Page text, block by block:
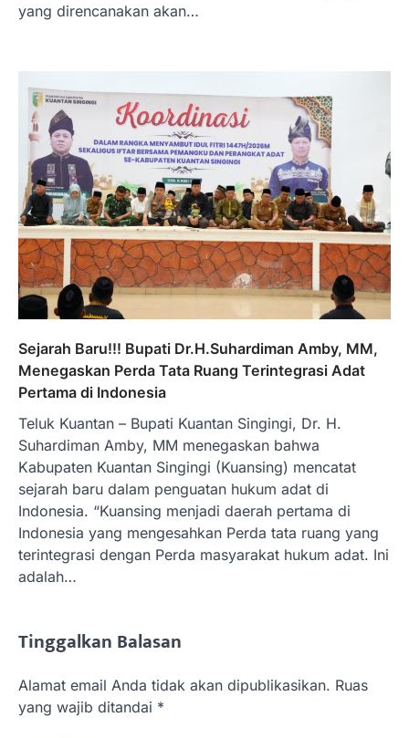
yang direncanakan akan…
Sejarah Baru!!! Bupati Dr.H.Suhardiman Amby, MM,
Menegaskan Perda Tata Ruang Terintegrasi Adat
Pertama di Indonesia
Teluk Kuantan – Bupati Kuantan Singingi, Dr. H.
Suhardiman Amby, MM menegaskan bahwa
Kabupaten Kuantan Singingi (Kuansing) mencatat
sejarah baru dalam penguatan hukum adat di
Indonesia. “Kuansing menjadi daerah pertama di
Indonesia yang mengesahkan Perda tata ruang yang
terintegrasi dengan Perda masyarakat hukum adat. Ini
adalah…
Tinggalkan Balasan
Alamat email Anda tidak akan dipublikasikan. Ruas
yang wajib ditandai *